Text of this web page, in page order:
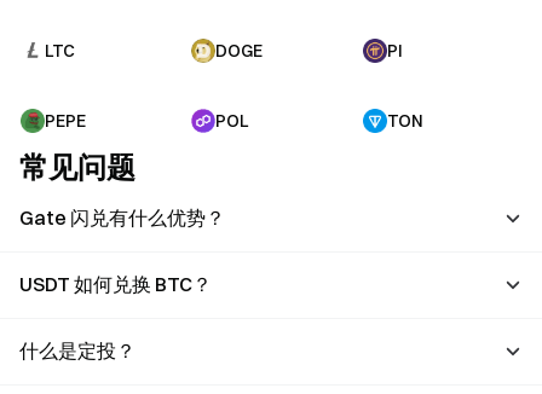
LTC DOGE PI
PEPE POL TON
常见问题
Gate 闪兑有什么优势？
USDT 如何兑换 BTC？
什么是定投？